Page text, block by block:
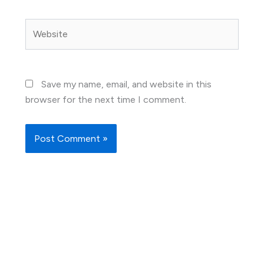
Save my name, email, and website in this
browser for the next time I comment.